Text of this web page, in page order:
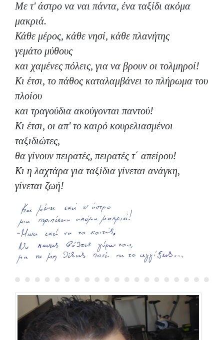
Με τ' άστρο να ναι πάντα, ένα ταξίδι ακόμα
μακριά.
Κάθε μέρος, κάθε νησί, κάθε πλανήτης
γεμάτο μύθους
και χαμένες πόλεις, για να βρουν οι τολμηροί!
Κι έτσι, το πάθος καταλαμβάνει το πλήρωμα του
πλοίου
και τραγούδια ακούγονται παντού!
Κι έτσι, οι απ' το καιρό κουρελιασμένοι
ταξιδιώτες,
θα γίνουν πειρατές, πειρατές τ΄ απείρου!
Κι η λαχτάρα για ταξίδια γίνεται ανάγκη,
γίνεται ζωή!